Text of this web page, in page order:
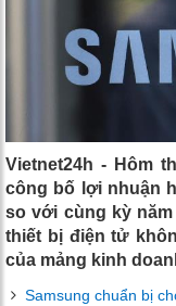
Vietnet24h - Hôm
công bố lợi nhuận
so với cùng kỳ
thiết bị điện tử
của mảng kinh
Samsung chuẩn bị